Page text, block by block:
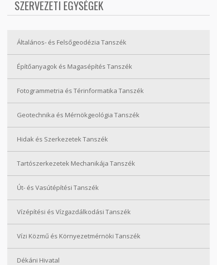
SZERVEZETI EGYSÉGEK
Általános- és Felsőgeodézia Tanszék
Építőanyagok és Magasépítés Tanszék
Fotogrammetria és Térinformatika Tanszék
Geotechnika és Mérnökgeológia Tanszék
Hidak és Szerkezetek Tanszék
Tartószerkezetek Mechanikája Tanszék
Út- és Vasútépítési Tanszék
Vízépítési és Vízgazdálkodási Tanszék
Vízi Közmű és Környezetmérnöki Tanszék
Dékáni Hivatal